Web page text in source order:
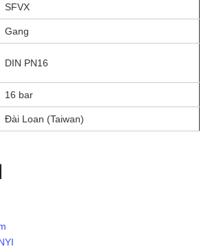
SFVX
Gang
DIN PN16
16 bar
Đài Loan (Taiwan)